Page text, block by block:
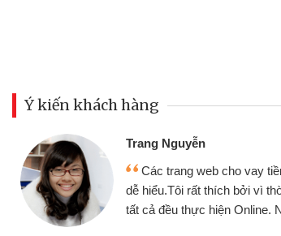
Ý kiến khách hàng
online sử dụng thân thiện,
gian giải ngân nhanh chóng
ra lãi suất rất tốt